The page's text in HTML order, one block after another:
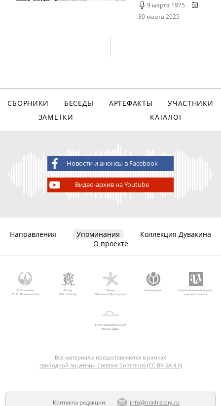
9 марта 1975
30 марта 2025
СБОРНИКИ БЕСЕДЫ АРТЕФАКТЫ
УЧАСТНИКИ
ЗАМЕТКИ
КАТАЛОГ
Новости и анонсы в Facebook
Видео-архив на Youtube
Направления Упоминания
Коллекция Дувакина
О проекте
МГУ имени
М.В. Ломоносова
Фонд
AVC Charity
Фонд
Михаила Прохорова
Викимедиа
Национальный корпус
русского языка
Благотворительный
фонд «Дар»
Все материалы предоставляются в рамках
свободной лицензии Creative Commons (CC BY-SA 4.0)
Контакты редакции: info@oralhistory.ru